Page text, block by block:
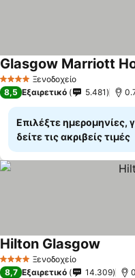
4 ΑστέριαΞενοδοχείο
Glasgow Marriott
8,5 Εξαιρετικό 5.481
Επιλέξτε ημερομηνίες,
δείτε τις ακριβείς τιμές
4 ΑστέριαΞενοδοχείο
Hilton Glasgow
8,7 Εξαιρετικό 14.309